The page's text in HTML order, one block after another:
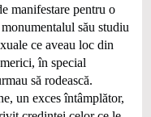
manifestare pentru o
său studiu
ce aveau loc din
în special
să rodească.
un exces întâmplător,